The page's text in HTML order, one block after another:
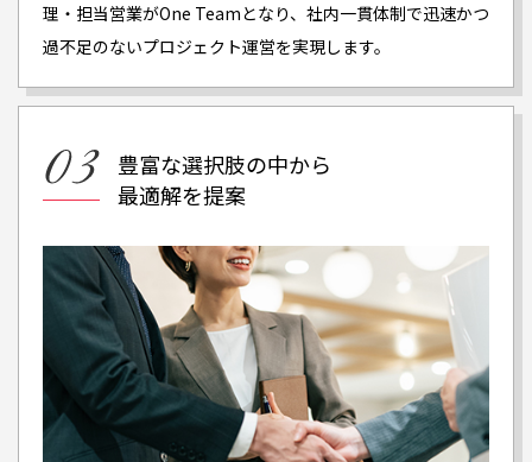
理・担当営業がOne Teamとなり、社内一貫体制で迅速かつ
過不足のないプロジェクト運営を実現します。
豊富な選択肢の中から
最適解を提案